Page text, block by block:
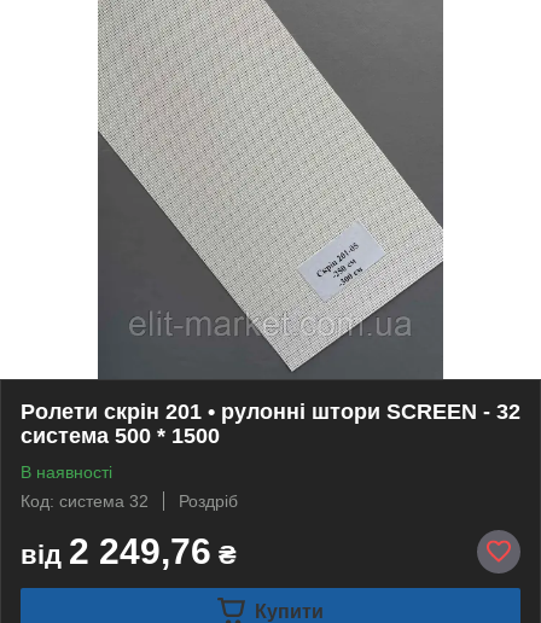
Ролети скрін 201 • рулонні штори SCREEN - 32
система 500 * 1500
В наявності
Код: система 32
Роздріб
від 2 249,76 ₴
Купити